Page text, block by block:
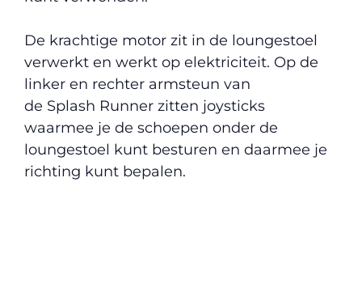
De krachtige motor zit in de loungestoel
verwerkt en werkt op elektriciteit. Op de
linker en rechter armsteun van
de Splash Runner zitten joysticks
waarmee je de schoepen onder de
loungestoel kunt besturen en daarmee je
richting kunt bepalen.